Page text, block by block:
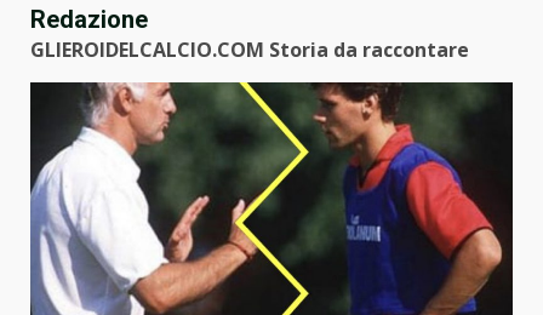
Redazione
GLIEROIDELCALCIO.COM Storia da raccontare